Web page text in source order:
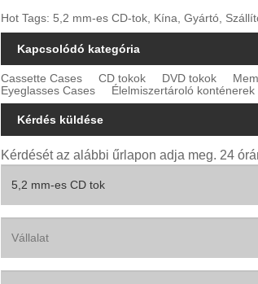
Hot Tags: 5,2 mm-es CD-tok, Kína, Gyártó,
Kapcsolódó kategória
Cassette Cases CD tokok DVD tokok
Eyeglasses Cases
Élelmiszertároló konténerek
Kérdés küldése
Kérdését az alábbi űrlapon adja meg. 24